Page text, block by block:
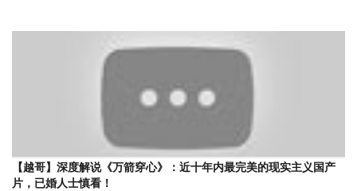
【越哥】深度解说《万箭穿心》：近十年内最完美的现实主义国产
片，已婚人士慎看！